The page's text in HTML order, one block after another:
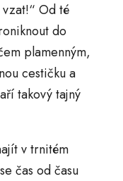
Od té
do
plamenným,
cestičku a
takový tajný
v trnitém
čas od času